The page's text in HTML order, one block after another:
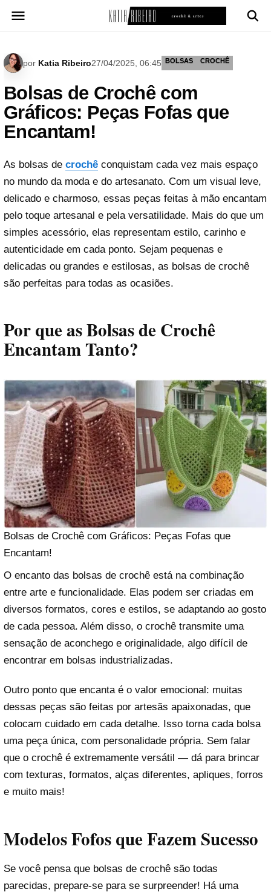
para
por Katia Ribeiro27/04/2025, 06:45 BOLSAS CROCHÊ
Bolsas de Crochê com
Gráficos: Peças Fofas que
Encantam!
As bolsas de crochê conquistam cada vez mais espaço
no mundo da moda e do artesanato. Com um visual leve,
delicado e charmoso, essas peças feitas à mão encantam
pelo toque artesanal e pela versatilidade. Mais do que um
simples acessório, elas representam estilo, carinho e
autenticidade em cada ponto. Sejam pequenas e
delicadas ou grandes e estilosas, as bolsas de crochê
são perfeitas para todas as ocasiões.
Por que as Bolsas de Crochê
Encantam Tanto?
Bolsas de Crochê com Gráficos: Peças Fofas que
Encantam!
O encanto das bolsas de crochê está na combinação
entre arte e funcionalidade. Elas podem ser criadas em
diversos formatos, cores e estilos, se adaptando ao gosto
de cada pessoa. Além disso, o crochê transmite uma
sensação de aconchego e originalidade, algo difícil de
encontrar em bolsas industrializadas.
Outro ponto que encanta é o valor emocional: muitas
dessas peças são feitas por artesãs apaixonadas, que
colocam cuidado em cada detalhe. Isso torna cada bolsa
uma peça única, com personalidade própria. Sem falar
que o crochê é extremamente versátil — dá para brincar
com texturas, formatos, alças diferentes, apliques, forros
e muito mais!
Modelos Fofos que Fazem Sucesso
Se você pensa que bolsas de crochê são todas
parecidas, prepare-se para se surpreender! Há uma